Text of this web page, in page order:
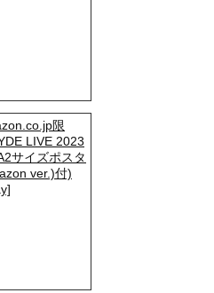
限
LIVE 2023
サイズポスタ
ver.)付)